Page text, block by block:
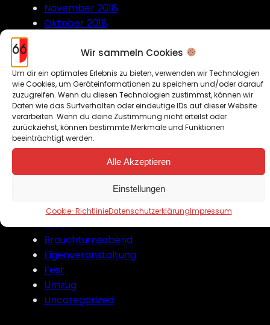
Wir sammeln Cookies
Um dir ein optimales Erlebnis zu bieten, verwenden wir Technologien
wie Cookies, um Geräteinformationen zu speichern und/oder darauf
zuzugreifen. Wenn du diesen Technologien zustimmst, können wir
Daten wie das Surfverhalten oder eindeutige IDs auf dieser Website
verarbeiten. Wenn du deine Zustimmung nicht erteilst oder
zurückziehst, können bestimmte Merkmale und Funktionen
beeinträchtigt werden.
Alle Akzeptieren
Einstellungen
Cookie-RichtlinieDatenschutzerklärungImpressum
November 2018
Oktober 2018
Juli 2018
April 2018
Januar 2018
August 2017
August 2016
Bekanntgabe
Bilder
Brauchtumsabend
Eigenveranstaltung
Fest
Umzug
Uncategorized